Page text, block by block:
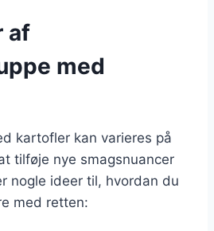
af
med
kartofler kan varieres på
tilføje nye smagsnuancer
nogle ideer til, hvordan du
med retten: